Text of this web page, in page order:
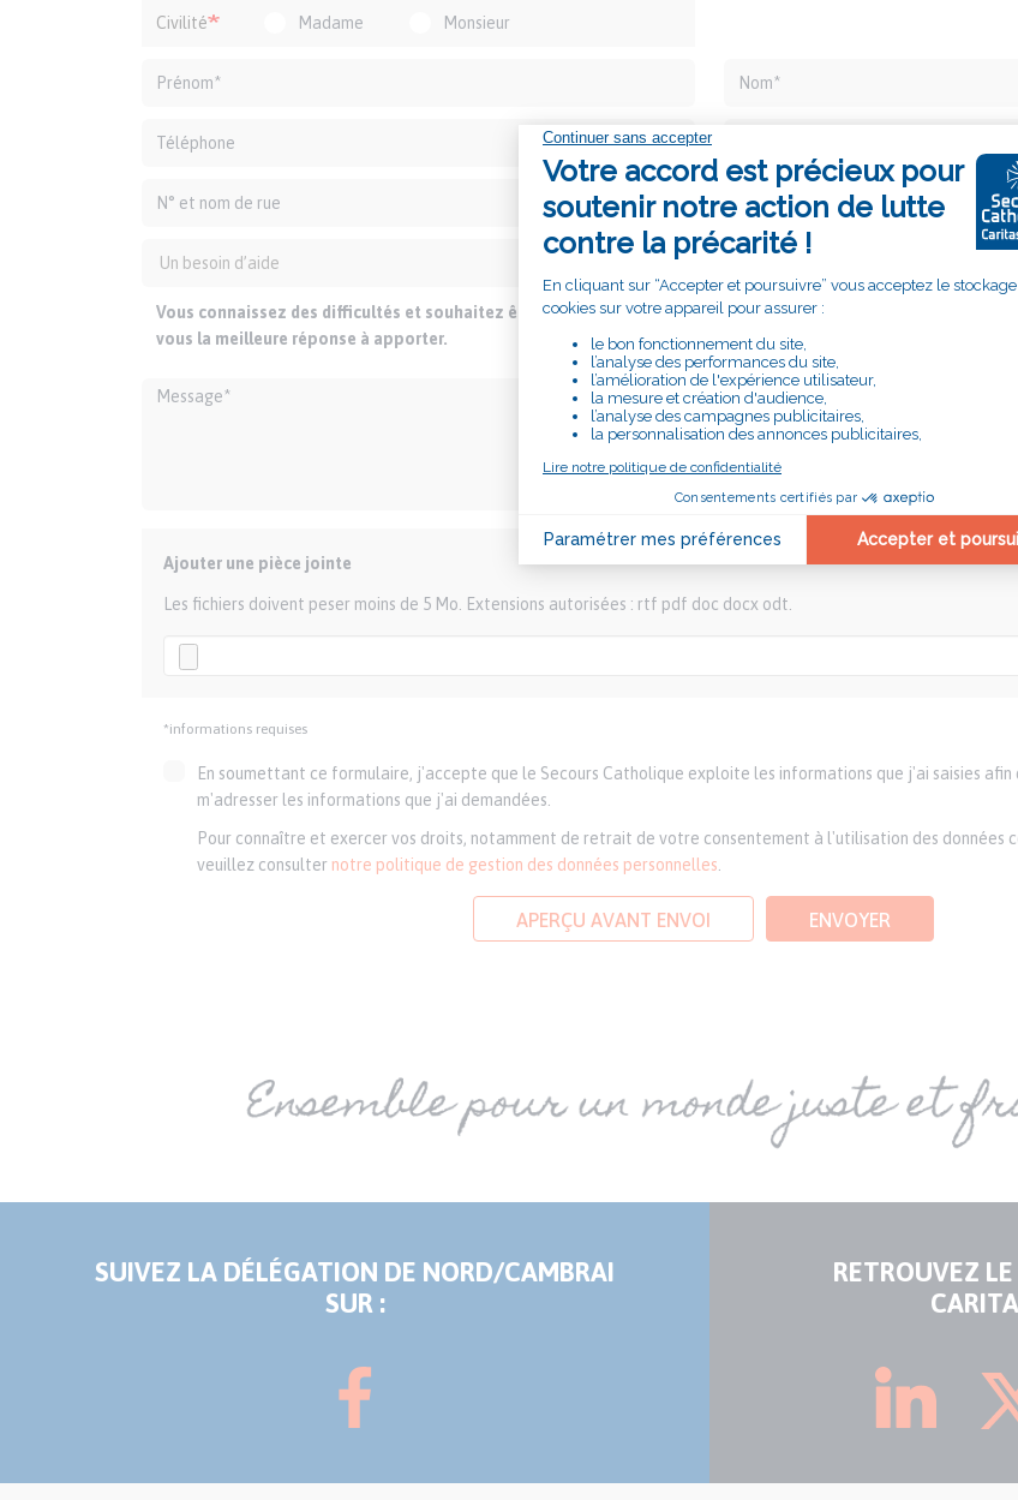
Formulaire
Civilité Madame Monsieur
Vous connaissez des difficultés et souhaitez être accompagné, remplissez ce formulaire et nous vous
vous la meilleure réponse à apporter.
Ajouter une pièce jointe
Les fichiers doivent peser moins de 5 Mo. Extensions autorisées : rtf pdf doc docx odt.
*informations requises
En soumettant ce formulaire, j'accepte que le Secours Catholique exploite les informations que j'ai saisies
m'adresser les informations que j'ai demandées.
Pour connaître et exercer vos droits, notamment de retrait de votre consentement à l'utilisation des données
veuillez consulter notre politique de gestion des données personnelles
APERÇU AVANT ENVOI ENVOYER
SUIVEZ LA DÉLÉGATION DE NORD/CAMBRAI
SUR :
RETROUVEZ